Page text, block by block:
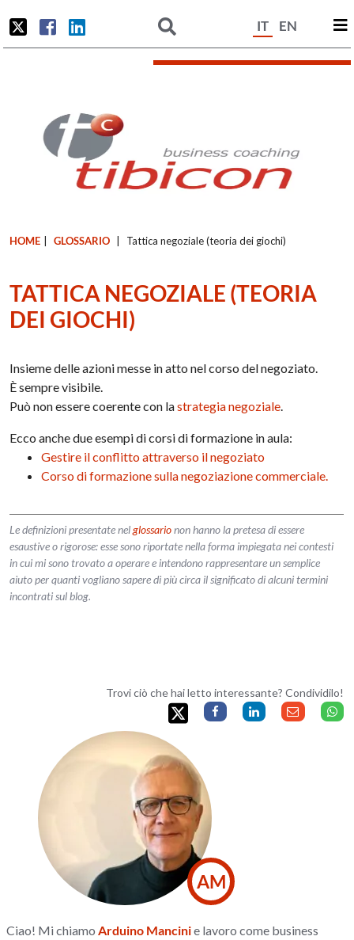
IT EN
HOME GLOSSARIO Tattica negoziale (teoria dei giochi)
TATTICA NEGOZIALE (TEORIA
DEI GIOCHI)
Insieme delle azioni messe in atto nel corso del negoziato.
È sempre visibile.
Può non essere coerente con lastrategia negoziale.
Ecco anche due esempi di corsi di formazione in aula:
Gestire il conflitto attraverso il negoziato
Corso di formazione sulla negoziazione commerciale.
Le definizioni presentate nelglossarionon hanno la pretesa di essere
esaustive o rigorose: esse sono riportate nella forma impiegata nei contesti
in cui mi sono trovato a operare e intendono rappresentare un semplice
aiuto per quanti vogliano sapere di più circa il significato di alcuni termini
incontrati sul blog.
Trovi ciò che hai letto interessante? Condividilo!
AM
Ciao! Mi chiamo Arduino Mancinie lavoro come business